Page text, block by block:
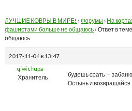
ЛУЧШИЕ КОВРЫ В МИРЕ! › Форумы › На
фашистами больше не общаюсь › Ответ в
общаюсь
2017-11-04 в 13:47
qiwichupa
Хранитель
будешь срать —
Остынь и возвращайся